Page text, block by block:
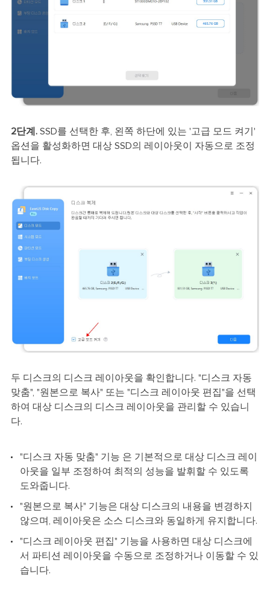
2단계. SSD를 선택한 후, 왼쪽 하단에 있는 '고급 모드 켜기'
옵션을 활성화하면 대상 SSD의 레이아웃이 자동으로 조정
됩니다.
두 디스크의 디스크 레이아웃을 확인합니다. "디스크 자동
맞춤", "원본으로 복사" 또는 "디스크 레이아웃 편집"을 선택
하여 대상 디스크의 디스크 레이아웃을 관리할 수 있습니
다.
"디스크 자동 맞춤" 기능 은 기본적으로 대상 디스크 레이
아웃을 일부 조정하여 최적의 성능을 발휘할 수 있도록
도와줍니다.
"원본으로 복사" 기능은 대상 디스크의 내용을 변경하지
않으며, 레이아웃은 소스 디스크와 동일하게 유지합니다.
"디스크 레이아웃 편집" 기능을 사용하면 대상 디스크에
서 파티션 레이아웃을 수동으로 조정하거나 이동할 수 있
습니다.